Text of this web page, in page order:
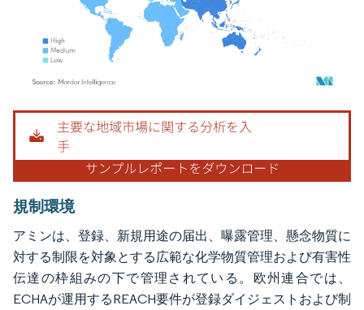
画像 © Mordor Intelligence。再利用にはCC BY 4.0の表示が必要です。
規制環境
アミンは、登録、新規用途の届出、曝露管理、懸念物質に
対する制限を対象とする広範な化学物質管理および有害性
伝達の枠組みの下で管理されている。欧州連合では、
ECHAが運用するREACH要件が登録ダイジェストおよび制